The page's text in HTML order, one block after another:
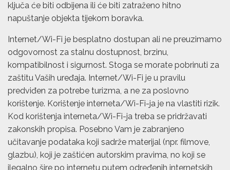
ključa će biti odbijena ili će biti zatraženo hitno
napuštanje objekta tijekom boravka.
Internet/Wi-Fi je besplatno dostupan ali ne preuzimamo
odgovornost za stalnu dostupnost, brzinu,
kompatibilnost i sigurnost. Stoga se morate pobrinuti za
zaštitu Vaših uređaja. Internet/Wi-Fi je u pravilu
predviđen za potrebe turizma, a ne za poslovno
korištenje. Korištenje interneta/Wi-Fi-ja je na vlastiti rizik.
Kod korištenja interneta/Wi-Fi-ja treba se pridržavati
zakonskih propisa. Posebno Vam je zabranjeno
učitavanje podataka koji sadrže materijal (npr. filmove,
glazbu), koji je zaštićen autorskim pravima, no koji se
ilegalno šire po internetu putem određenih internetskih